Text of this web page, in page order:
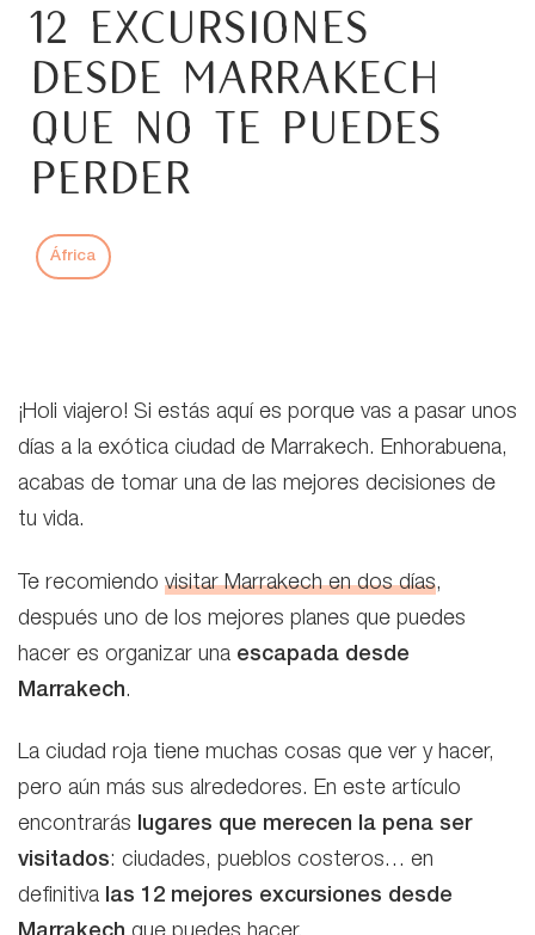
12 excursiones
desde Marrakech
que no te puedes
perder
África
¡Holi viajero! Si estás aquí es porque vas a pasar unos
días a la exótica ciudad de Marrakech. Enhorabuena,
acabas de tomar una de las mejores decisiones de
tu vida.
Te recomiendo visitar Marrakech en dos días,
después uno de los mejores planes que puedes
hacer es organizar una escapada desde
Marrakech.
La ciudad roja tiene muchas cosas que ver y hacer,
pero aún más sus alrededores. En este artículo
encontrarás lugares que merecen la pena ser
visitados: ciudades, pueblos costeros… en
definitiva las 12 mejores excursiones desde